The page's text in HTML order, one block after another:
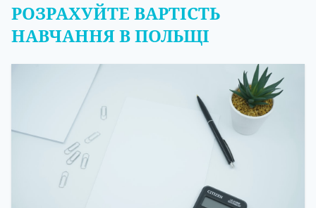
РОЗРАХУЙТЕ ВАРТІСТЬ
НАВЧАННЯ В ПОЛЬЩІ